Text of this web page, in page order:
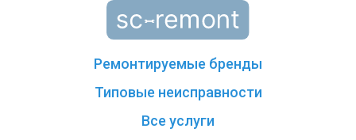
Ремонтируемые бренды
Типовые неисправности
Все услуги